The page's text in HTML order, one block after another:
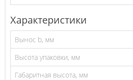
Характеристики
Вынос b, мм
Высота упаковки, мм
Габаритная высота, мм